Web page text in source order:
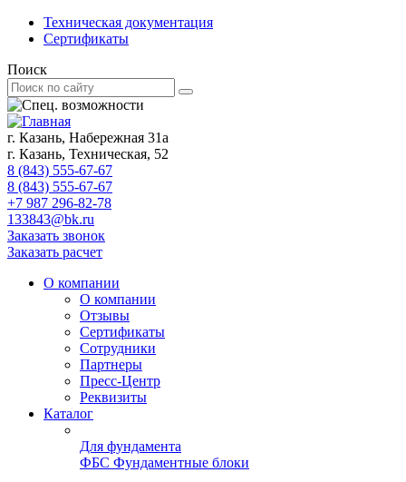
Техническая документация
Сертификаты
Поиск
г. Казань, Набережная 31а
г. Казань, Техническая, 52
8 (843) 555-67-67
8 (843) 555-67-67
+7 987 296-82-78
133843@bk.ru
Заказать звонок
Заказать расчет
О компании
О компании
Отзывы
Сертификаты
Сотрудники
Партнеры
Пресс-Центр
Реквизиты
Каталог
Для фундамента
ФБС Фундаментные блоки